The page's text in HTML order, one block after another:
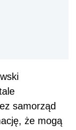
samorząd
że mogą